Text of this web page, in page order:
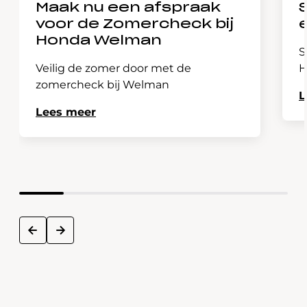
Maak nu een afspraak
voor de Zomercheck bij
Honda Welman
Veilig de zomer door met de
zomercheck bij Welman
Lees meer
prev next